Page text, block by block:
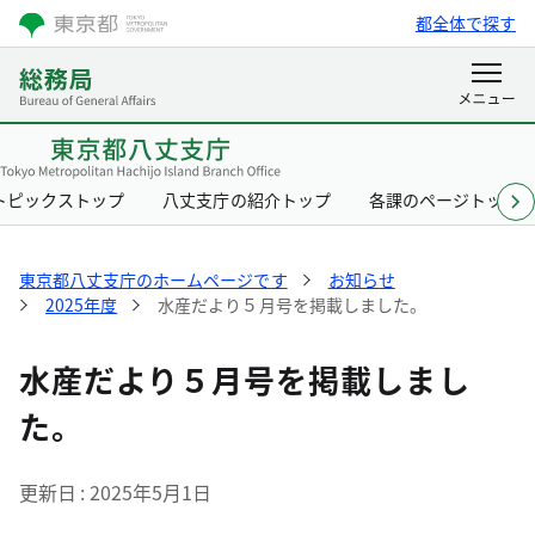
都全体で探す
ピックストップ 八丈支庁の紹介トップ 各課のページトップ
東京都八丈支庁のホームページです
お知らせ
2025年度
水産だより５月号を掲載しました。
水産だより５月号を掲載しまし
た。
更新日 2025年5月1日